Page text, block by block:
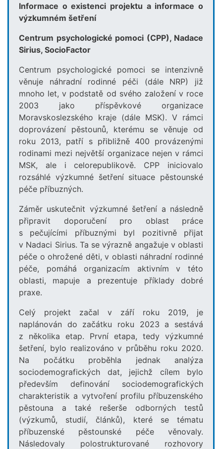
Informace o existenci projektu a informace o
výzkumném šetření
Centrum psychologické pomoci (CPP), Nadace
Sirius, SocioFactor
Centrum psychologické pomoci se intenzivně
věnuje náhradní rodinné péči (dále NRP) již
mnoho let, v podstatě od svého založení v roce
2003 jako příspěvkové organizace
Moravskoslezského kraje (dále MSK). V rámci
doprovázení pěstounů, kterému se věnuje od
roku 2013, patří s přibližně 400 provázenými
rodinami mezi největší organizace nejen v rámci
MSK, ale i celorepublikově. CPP iniciovalo
rozsáhlé výzkumné šetření situace pěstounské
péče příbuzných.
Záměr uskutečnit výzkumné šetření a následně
připravit doporučení pro oblast práce
s pečujícími příbuznými byl pozitivně přijat
v Nadaci Sirius. Ta se výrazně angažuje v oblasti
péče o ohrožené děti, v oblasti náhradní rodinné
péče, pomáhá organizacím aktivním v této
oblasti, mapuje a prezentuje příklady dobré
praxe.
Celý projekt začal v září roku 2019, je
naplánován do začátku roku 2023 a sestává
z několika etap. První etapa, tedy výzkumné
šetření, bylo realizováno v průběhu roku 2020.
Na počátku proběhla jednak analýza
sociodemografických dat, jejichž cílem bylo
především definování sociodemografických
charakteristik a vytvoření profilu příbuzenského
pěstouna a také rešerše odborných testů
(výzkumů, studií, článků), které se tématu
příbuzenské pěstounské péče věnovaly.
Následovaly polostrukturované rozhovory